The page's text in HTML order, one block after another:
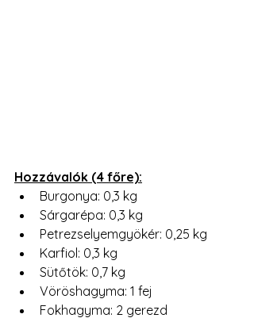
Hozzávalók (4 főre):
Burgonya: 0,3 kg
Sárgarépa: 0,3 kg
Petrezselyemgyökér: 0,25 kg
Karfiol: 0,3 kg
Sütőtök: 0,7 kg
Vöröshagyma: 1 fej
Fokhagyma: 2 gerezd